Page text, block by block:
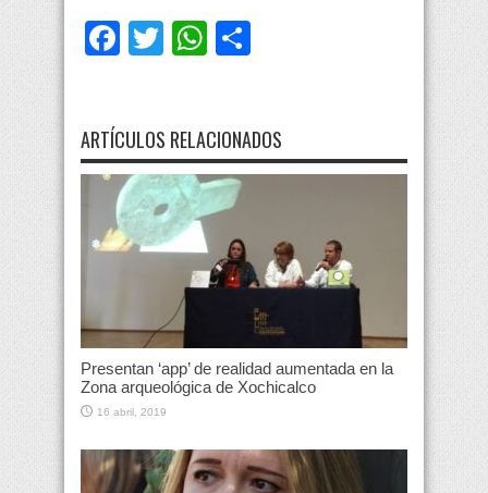
Facebook
TwitterWhatsApp
ARTÍCULOS RELACIONADOS
Presentan ‘app’ de realidad aumentada en la
Zona arqueológica de Xochicalco
16 abril, 2019